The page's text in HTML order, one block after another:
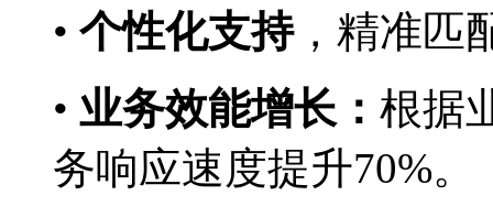
• 个性化支持，精准
• 业务效能增长： 根据
务响应速度提升70%。